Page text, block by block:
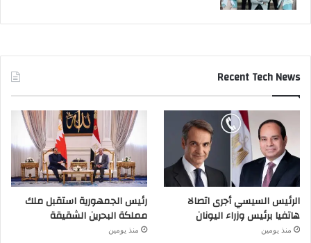
Recent Tech News
الرئيس السيسي أجرى اتصالا
هاتفيا برئيس وزراء اليونان
منذ يومين
رئيس الجمهورية استقبل ملك
مملكة البحرين الشقيقة
منذ يومين